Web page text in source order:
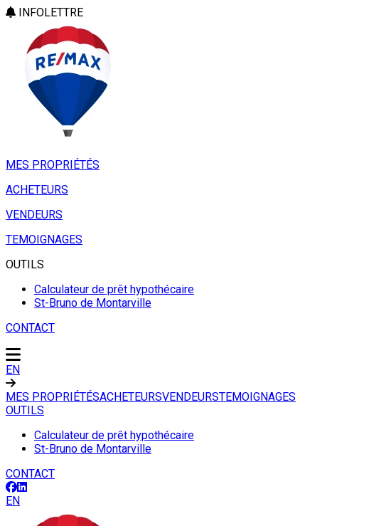
INFOLETTRE
MES PROPRIÉTÉS
ACHETEURS
VENDEURS
TEMOIGNAGES
OUTILS
Calculateur de prêt hypothécaire
St-Bruno de Montarville
CONTACT
EN
MES PROPRIÉTÉSACHETEURSVENDEURSTEMOIGNAGES
OUTILS
Calculateur de prêt hypothécaire
St-Bruno de Montarville
CONTACT
EN